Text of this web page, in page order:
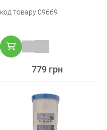
код товару 09669
779 грн